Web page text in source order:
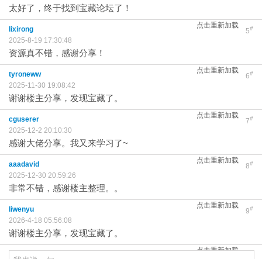
太好了，终于找到宝藏论坛了！
点击重新加载
5#
lixirong
2025-8-19 17:30:48
资源真不错，感谢分享！
点击重新加载
6#
tyroneww
2025-11-30 19:08:42
谢谢楼主分享，发现宝藏了。
点击重新加载
7#
cguserer
2025-12-2 20:10:30
感谢大佬分享。我又来学习了~
点击重新加载
8#
aaadavid
2025-12-30 20:59:26
非常不错，感谢楼主整理。。
点击重新加载
9#
liwenyu
2026-4-18 05:56:08
谢谢楼主分享，发现宝藏了。
点击重新加载